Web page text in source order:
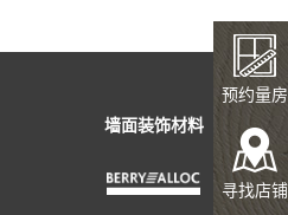
预约量房
寻找店铺